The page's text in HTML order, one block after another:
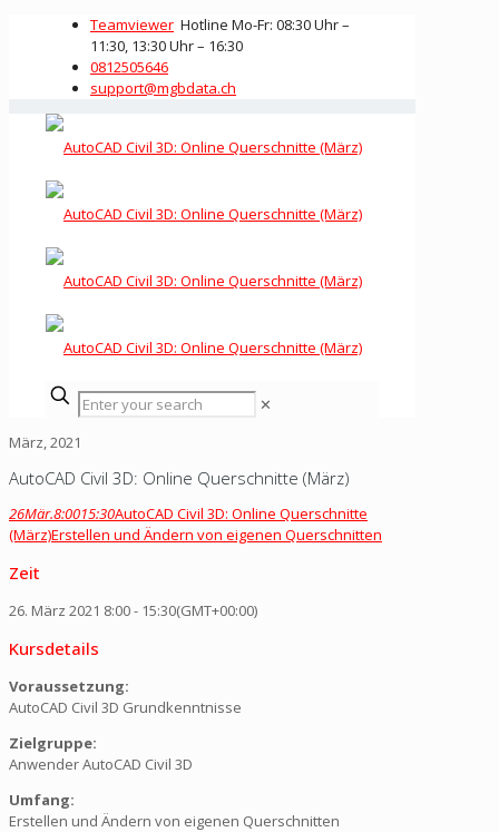
Teamviewer Hotline Mo-Fr: 08:30 Uhr –
11:30, 13:30 Uhr – 16:30
0812505646
support@mgbdata.ch
✕
März, 2021
AutoCAD Civil 3D: Online Querschnitte (März)
26Mär.8:0015:30AutoCAD Civil 3D: Online Querschnitte
(März)Erstellen und Ändern von eigenen Querschnitten
Zeit
26. März 2021 8:00- 15:30(GMT+00:00)
Kursdetails
Voraussetzung:
AutoCAD Civil 3D Grundkenntnisse
Zielgruppe:
Anwender AutoCAD Civil 3D
Umfang:
Erstellen und Ändern von eigenen Querschnitten